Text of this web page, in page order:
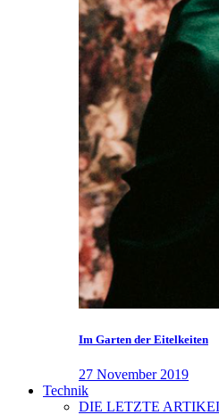
Im Garten der Eitelkeiten
27 November 2019
Technik
DIE LETZTE